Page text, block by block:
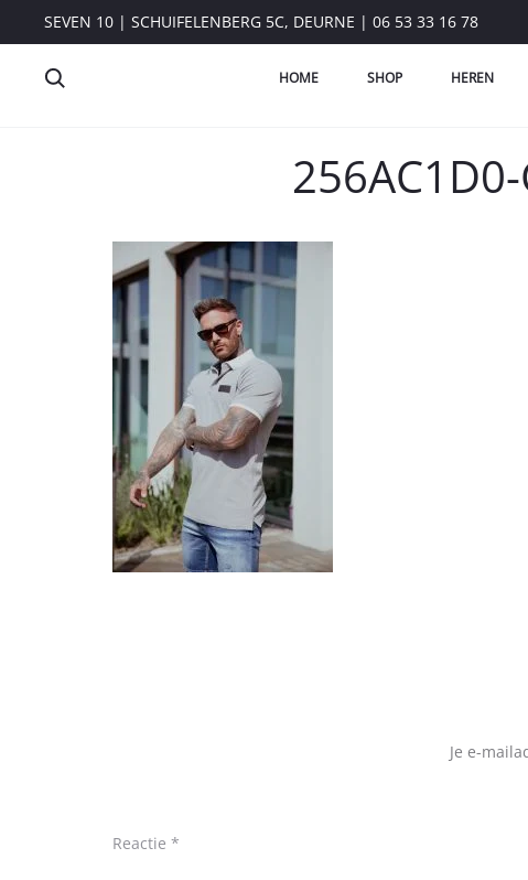
SEVEN 10 | SCHUIFELENBERG 5C, DEURNE | 06 53 33 16 78
HOME SHOP HEREN
Je e-
Reactie *